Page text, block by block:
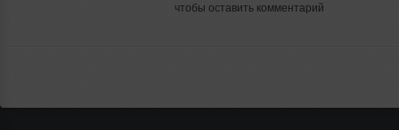
чтобы оставить комментарий